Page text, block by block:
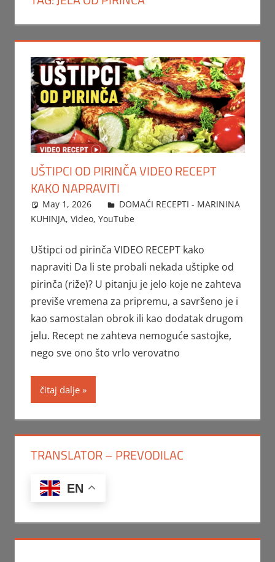
UŠTIPCI OD PIRINČA VIDEO RECEPT
KAKO NAPRAVITI
May 1, 2026 FTorgAdmin
DOMAĆI RECEPTI - MARININA
KUHINJA, Video, YouTube
Uštipci od pirinča VIDEO RECEPT kako
napraviti Da li ste probali nekada uštipke od
pirinča (riže)? U pitanju je jelo koje ne zahteva
previše vremena za pripremu, a savršeno je i
kao samostalan obrok ili kao dodatak drugom
jelu. Recept ne zahteva nemoguće sastojke,
nego sve ono što vrlo verovatno
čitaj dalje
TRANSLATOR – PREVODILAC
EN